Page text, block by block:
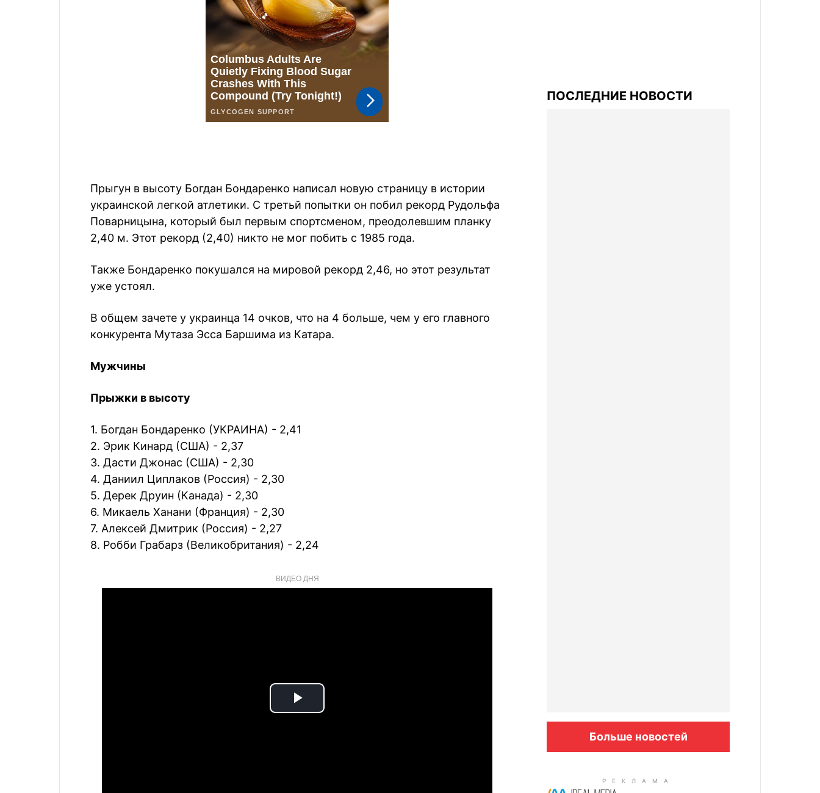
Прыгун в высоту Богдан Бондаренко написал новую страницу в истории
украинской легкой атлетики. С третьй попытки он побил рекорд Рудольфа
Поварницына, который был первым спортсменом, преодолевшим планку
2,40 м. Этот рекорд (2,40) никто не мог побить с 1985 года.
Также Бондаренко покушался на мировой рекорд 2,46, но этот результат
уже устоял.
В общем зачете у украинца 14 очков, что на 4 больше, чем у его главного
конкурента Мутаза Эсса Баршима из Катара.
Мужчины
Прыжки в высоту
1. Богдан Бондаренко (УКРАИНА) - 2,41
2. Эрик Кинард (США) - 2,37
3. Дасти Джонас (США) - 2,30
4. Даниил Циплаков (Россия) - 2,30
5. Дерек Друин (Канада) - 2,30
6. Микаель Ханани (Франция) - 2,30
7. Алексей Дмитрик (Россия) - 2,27
8. Робби Грабарз (Великобритания) - 2,24
ВИДЕО ДНЯ
Play
ПОСЛЕДНИЕ НОВОСТИ
Больше новостей